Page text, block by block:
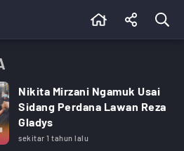
Nikita Mirzani Ngamuk Usai
Sidang Perdana Lawan Reza
Gladys
sekitar 1 tahun lalu